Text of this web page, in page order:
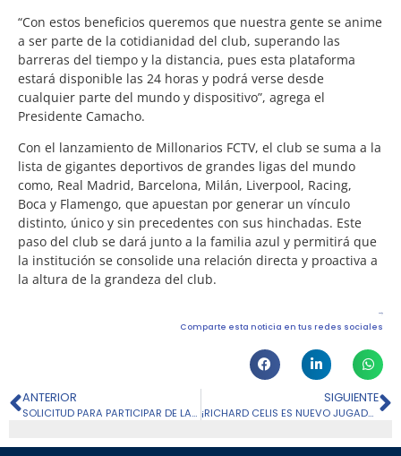
“Con estos beneficios queremos que nuestra gente se anime
a ser parte de la cotidianidad del club, superando las
barreras del tiempo y la distancia, pues esta plataforma
estará disponible las 24 horas y podrá verse desde
cualquier parte del mundo y dispositivo”, agrega el
Presidente Camacho.
Con el lanzamiento de Millonarios FCTV, el club se suma a la
lista de gigantes deportivos de grandes ligas del mundo
como, Real Madrid, Barcelona, Milán, Liverpool, Racing,
Boca y Flamengo, que apuestan por generar un vínculo
distinto, único y sin precedentes con sus hinchadas. Este
paso del club se dará junto a la familia azul y permitirá que
la institución se consolide una relación directa y proactiva a
la altura de la grandeza del club.
Comparte esta noticia en tus redes sociales
ANTERIOR
SOLICITUD PARA PARTICIPAR DE LA RUEDA DE PRENSA POST-PARTIDO MILLONARIOS FC VS. FLUMINENSE POR LA FASE 2 DE CONMEBOL LIBERTADORES 2022
SIGUIENTE
¡RICHARD CELIS ES NUEVO JUGADOR DE MILLONARIOS!